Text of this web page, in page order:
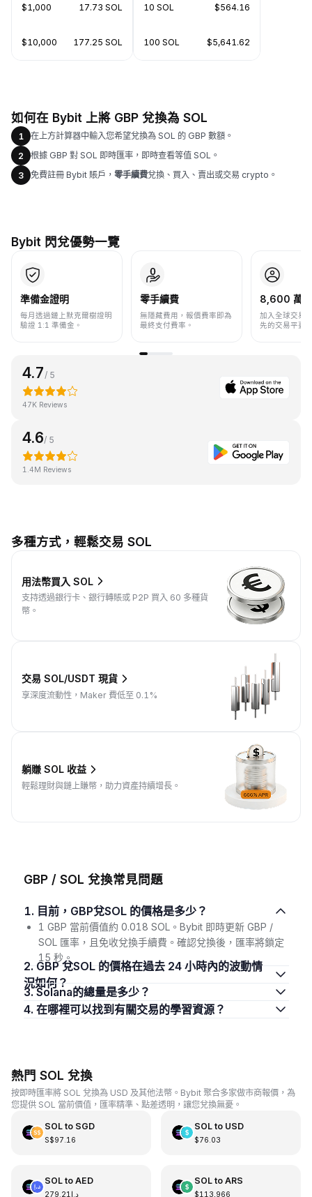
$1,000 17.73 SOL
$10,000 177.25 SOL
10 SOL $564.16
100 SOL $5,641.62
如何在 Bybit 上將 GBP 兌換為 SOL
1
在上方計算器中輸入您希望兌換為 SOL 的 GBP 數額。
2
根據 GBP 對 SOL 即時匯率，即時查看等值 SOL。
3
免費註冊 Bybit 賬戶， 零手續費兌換、買入、賣出或交易 crypto。
Bybit 閃兌優勢一覽
準備金證明
每月透過鏈上默克爾樹證明
驗證 1:1 準備金。
零手續費
無隱藏費用，報價費率即為
最終支付費率。
8,600 萬+
加入全球交易
先的交易平臺
4.7/ 5
47K Reviews
4.6/ 5
1.4M Reviews
多種方式，輕鬆交易 SOL
用法幣買入 SOL
支持透過銀行卡、銀行轉賬或 P2P 買入 60 多種貨
幣。
交易 SOL/USDT 現貨
享深度流動性，Maker 費低至 0.1%
躺賺 SOL 收益
輕鬆理財與鏈上賺幣，助力資產持續增長。
GBP / SOL 兌換常見問題
1. 目前，GBP兌SOL 的價格是多少？
1 GBP 當前價值約 0.018 SOL。Bybit 即時更新 GBP /
SOL 匯率，且免收兌換手續費。確認兌換後，匯率將鎖定
15 秒。
2. GBP 兌SOL 的價格在過去 24 小時內的波動情
況如何？
3. Solana的總量是多少？
4. 在哪裡可以找到有關交易的學習資源？
熱門 SOL 兌換
按即時匯率將 SOL 兌換為 USD 及其他法幣。Bybit 聚合多家做市商報價，為
您提供 SOL 當前價值，匯率精準、點差透明，讓您兌換無憂。
SOLto SGD
S$97.16
SOLto USD
$76.03
SOLto AED
د.إ279.21
SOLto ARS
$113,966